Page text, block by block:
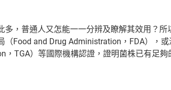
多，普通人又怎能一一分辨及瞭解其效用？
Food and Drug Administration，FDA），
，TGA）等國際機構認證，證明菌株已有足夠